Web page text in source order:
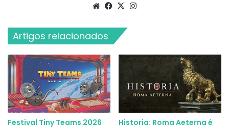
WebsiteFacebook
X
Artigos relacionados
Festival Tiny Teams 2026
Historia: Roma Aeterna é